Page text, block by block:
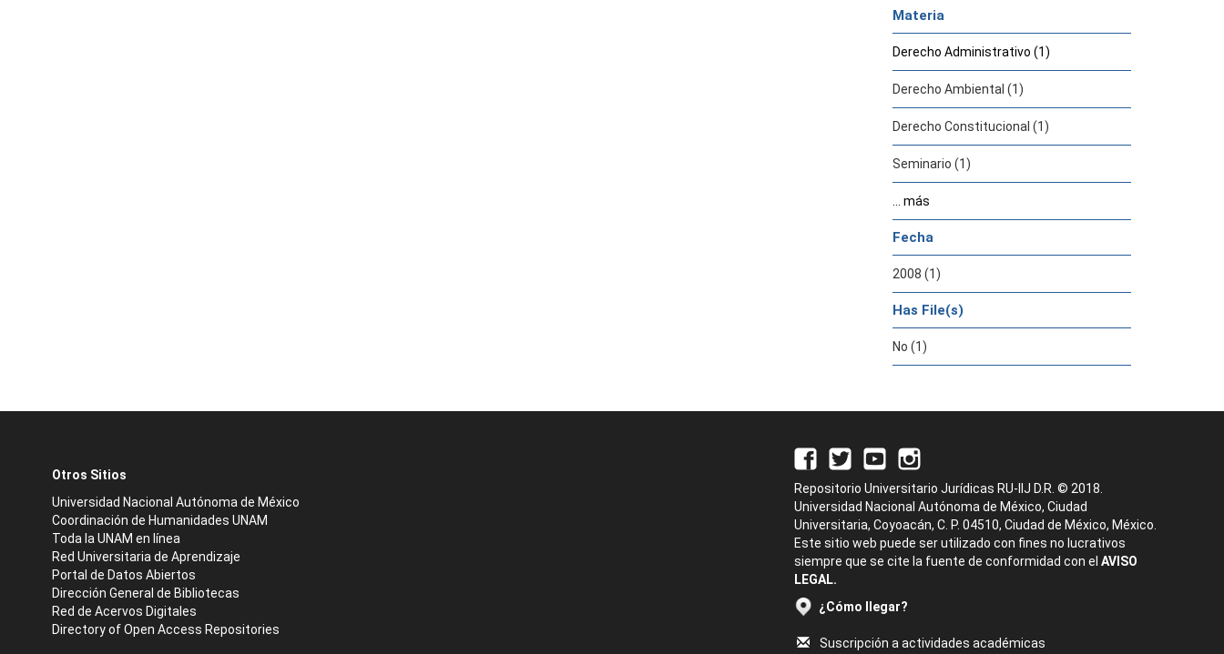
Materia
Derecho Administrativo (1)
Derecho Ambiental (1)
Derecho Constitucional (1)
Seminario (1)
... más
Fecha
2008 (1)
Has File(s)
No (1)
Otros Sitios
Universidad Nacional Autónoma de México
Coordinación de Humanidades UNAM
Toda la UNAM en línea
Red Universitaria de Aprendizaje
Portal de Datos Abiertos
Dirección General de Bibliotecas
Red de Acervos Digitales
Directory of Open Access Repositories
Repositorio Universitario Jurídicas RU-IIJ D.R. © 2018.
Universidad Nacional Autónoma de México, Ciudad
Universitaria, Coyoacán, C. P. 04510, Ciudad de México, México.
Este sitio web puede ser utilizado con fines no lucrativos
siempre que se cite la fuente de conformidad con el AVISO
LEGAL.
¿Cómo llegar?
Suscripción a actividades académicas